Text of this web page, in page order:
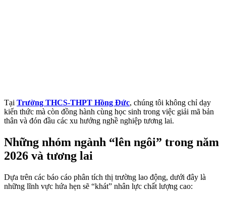
Tại Trường THCS-THPT Hồng Đức, chúng tôi không chỉ dạy
kiến thức mà còn đồng hành cùng học sinh trong việc giải mã bản
thân và đón đầu các xu hướng nghề nghiệp tương lai.
Những nhóm ngành “lên ngôi” trong năm
2026 và tương lai
Dựa trên các báo cáo phân tích thị trường lao động, dưới đây là
những lĩnh vực hứa hẹn sẽ “khát” nhân lực chất lượng cao: